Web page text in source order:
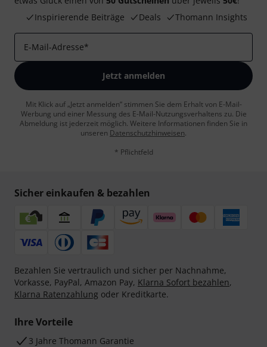
Inspirierende Beiträge
Deals Thomann Insights
E-Mail-Adresse*
Jetzt anmelden
Mit Klick auf „Jetzt anmelden“ stimmen Sie dem Erhalt von E-Mail-
Werbung und einer Messung des E-Mail-Nutzungsverhaltens zu. Die
Abmeldung ist jederzeit möglich. Weitere Informationen finden Sie in
unseren Datenschutzhinweisen.
* Pflichtfeld
Sicher einkaufen & bezahlen
Bezahlen Sie vertraulich und sicher per Nachnahme,
Vorkasse, PayPal, Amazon Pay, Klarna Sofort bezahlen,
Klarna Ratenzahlung oder Kreditkarte.
Ihre Vorteile
3 Jahre Thomann Garantie